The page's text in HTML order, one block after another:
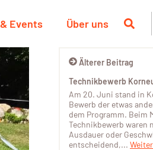
Events Über uns
Älterer Beitrag
Technikbewerb
Am 20. Juni stand in
Bewerb der etwas
dem Programm. Beim
Technikbewerb waren
Ausdauer oder
entscheidend,...